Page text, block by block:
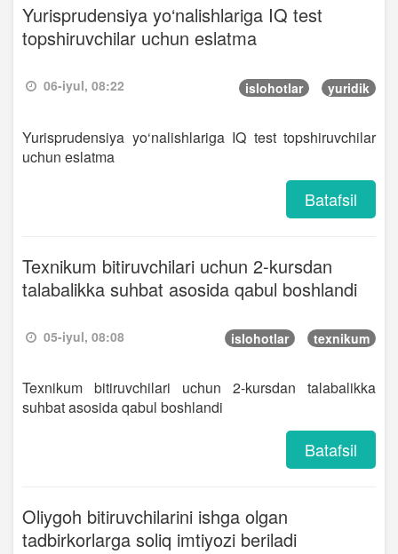
Yurisprudensiya yo‘nalishlariga IQ test
topshiruvchilar uchun eslatma
06-iyul, 08:22 islohotlar yuridik
Yurisprudensiya yo‘nalishlariga IQ test topshiruvchilar
uchun eslatma
Batafsil
Texnikum bitiruvchilari uchun 2-kursdan
talabalikka suhbat asosida qabul boshlandi
05-iyul, 08:08 islohotlar texnikum
Texnikum bitiruvchilari uchun 2-kursdan talabalikka
suhbat asosida qabul boshlandi
Batafsil
Oliygoh bitiruvchilarini ishga olgan
tadbirkorlarga soliq imtiyozi beriladi